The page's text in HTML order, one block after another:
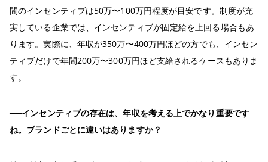
間のインセンティブは50万〜100万円程度が目安です。制度が充
実している企業では、インセンティブが固定給を上回る場合もあ
ります。実際に、年収が350万〜400万円ほどの方でも、インセン
ティブだけで年間200万〜300万円ほど支給されるケースもありま
す。
──インセンティブの存在は、年収を考える上でかなり重要です
ね。ブランドごとに違いはありますか？